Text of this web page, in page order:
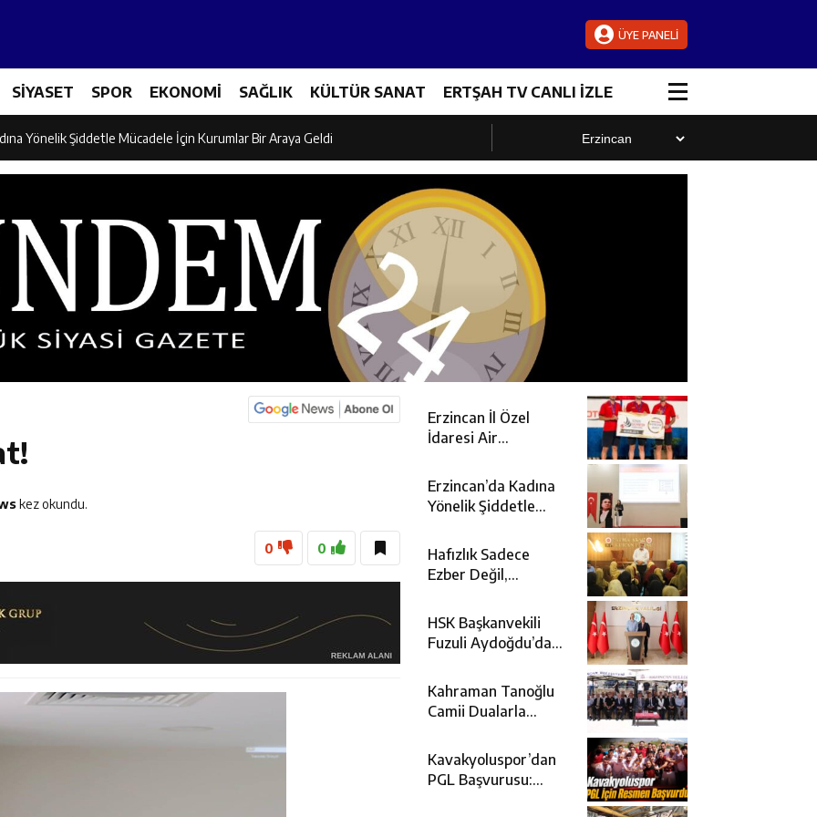
ÜYE PANELİ
SİYASET SPOR EKONOMİ SAĞLIK KÜLTÜR SANAT ERTŞAH TV CANLI İZLE
İdaresi Air Badminton’da Türkiye Şampiyonu Oldu
Yönelik Şiddetle Mücadele İçin Kurumlar Bir Araya Geldi
Fuzuli Aydoğdu’dan Erzincan Valisi Hamza Aydoğdu’ya Ziyaret
Camii Dualarla İbadete Açıldı
Üreticileriyle Sektörün Geleceği Masaya Yatırıldı
Sporcularla Bir Araya Geldi
Tarım Teknolojileriyle Tanışıyor
İdaresi Air Badminton’da Türkiye Şampiyonu Oldu
kez okundu.
0
0
Erzincan İl Özel
İdaresi Air
Türkiye Şampiyonu
Oldu
Erzincan’da Kadına
Yönelik Şiddetle
Kurumlar Bir Araya
Geldi
Hafızlık Sadece
Ezber Değil,
Yaşamaktır
HSK Başkanvekili
Fuzuli Aydoğdu’dan
Hamza Aydoğdu’ya
Ziyaret
Kahraman Tanoğlu
Camii Dualarla
Kavakyoluspor’dan
PGL Başvurusu: